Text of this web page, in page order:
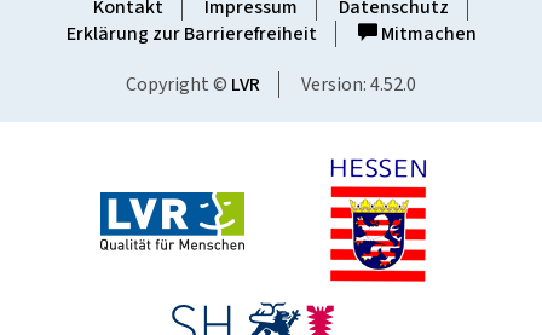
Kontakt Impressum
Datenschutz
Erklärung zur Barrierefreiheit
Mitmachen
Copyright © LVR Version: 4.52.0